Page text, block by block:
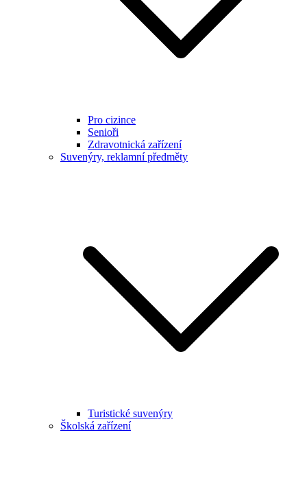
Pro cizince
Senioři
Zdravotnická zařízení
Suvenýry, reklamní předměty
Turistické suvenýry
Školská zařízení